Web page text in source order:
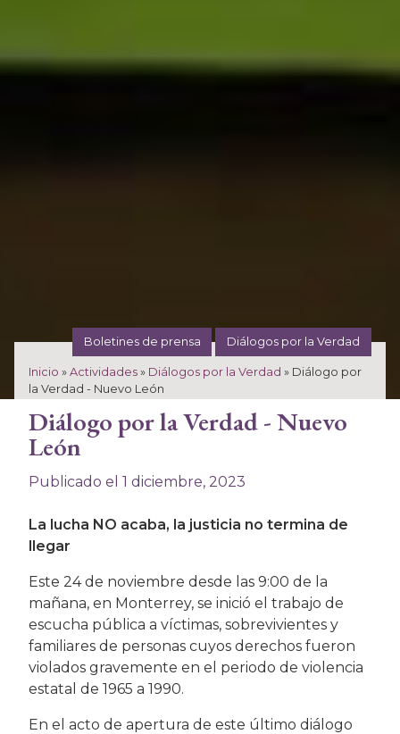
Boletines de prensa Diálogos por la Verdad
Inicio » Actividades » Diálogos por la Verdad » Diálogo por
la Verdad - Nuevo León
Diálogo por la Verdad - Nuevo
León
Publicado el 1 diciembre, 2023
La lucha NO acaba, la justicia no termina de
llegar
Este 24 de noviembre desde las 9:00 de la
mañana, en Monterrey, se inició el trabajo de
escucha pública a víctimas, sobrevivientes y
familiares de personas cuyos derechos fueron
violados gravemente en el periodo de violencia
estatal de 1965 a 1990.
En el acto de apertura de este último diálogo